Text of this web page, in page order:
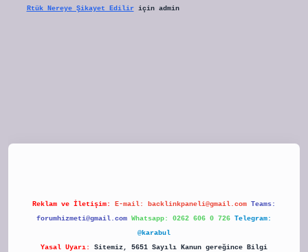
Rtük Nereye Şikayet Ediliriçin admin
Reklam ve İletişim: E-mail: backlinkpaneli@gmail.com Teams:
forumhizmeti@gmail.com Whatsapp: 0262 606 0 726 Telegram:
@karabul
Yasal Uyarı:
Sitemiz, 5651 Sayılı Kanun gereğince Bilgi